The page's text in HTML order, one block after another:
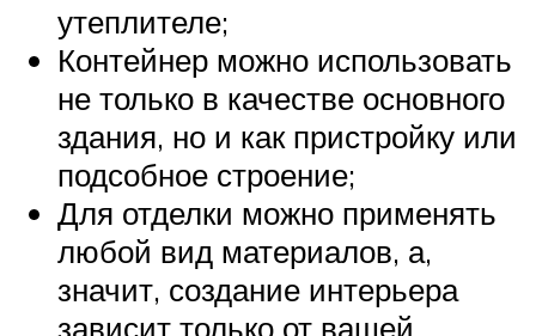
утеплителе;
Контейнер можно использовать
не только в качестве основного
здания, но и как пристройку или
подсобное строение;
Для отделки можно применять
любой вид материалов, а,
значит, создание интерьера
зависит только от вашей